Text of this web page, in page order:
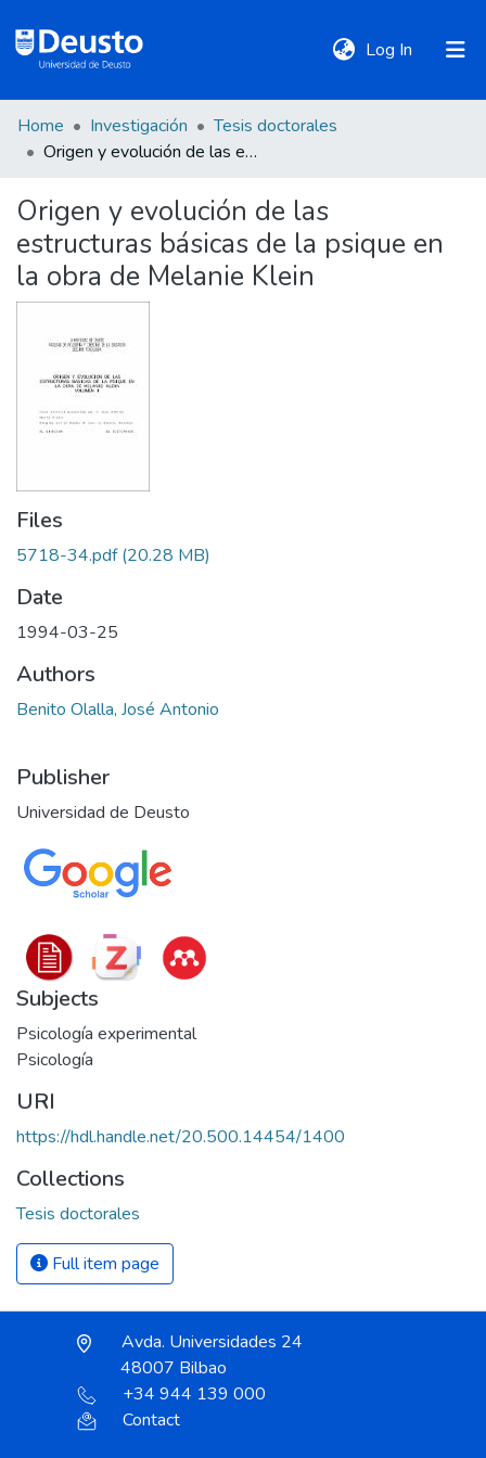
Log In (current)
DeustoTeka
Communities
&
Collections
All of DSpace
Statistics
Home Investigación
Tesis doctorales
Origen y evolución de las estructuras básicas de la psique en la obra de Melanie Klein
Origen y evolución de las
estructuras básicas de la psique en
la obra de Melanie Klein
Files
5718-34.pdf(20.28 MB)
Date
1994-03-25
Authors
Benito Olalla, José Antonio
Publisher
Universidad de Deusto
Subjects
Psicología experimental
Psicología
URI
https://hdl.handle.net/20.500.14454/1400
Collections
Tesis doctorales
Full item page
Avda. Universidades 24
48007 Bilbao
+34 944 139 000
Contact